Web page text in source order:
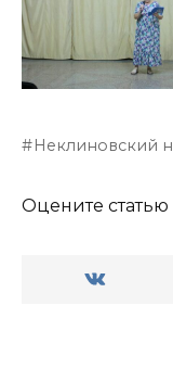
Неклиновский
Оцените статью